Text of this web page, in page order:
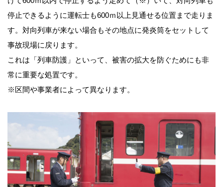
停止できるように運転士も600ｍ以上見通せる位置まで走りま
す。対向列車が来ない場合もその地点に発炎筒をセットして
事故現場に戻ります。
これは「列車防護」といって、被害の拡大を防ぐためにも非
常に重要な処置です。
※区間や事業者によって異なります。